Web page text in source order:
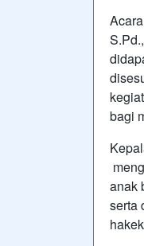
bagi
anak
serta